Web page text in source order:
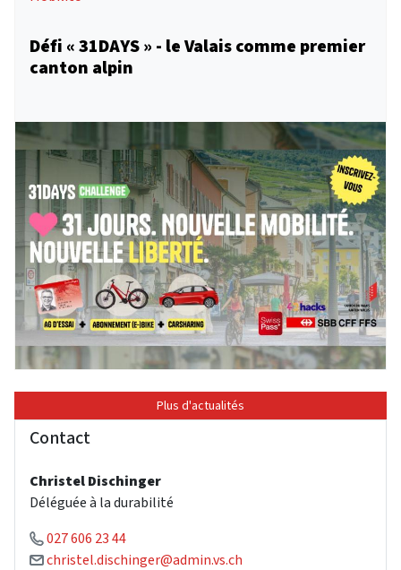
Défi « 31DAYS » - le Valais comme premier
canton alpin
Plus d'actualités
Contact
Christel Dischinger
Déléguée à la durabilité
027 606 23 44
christel.dischinger@admin.vs.ch